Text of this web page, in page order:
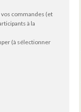
vos commandes (et
à la
(à sélectionner